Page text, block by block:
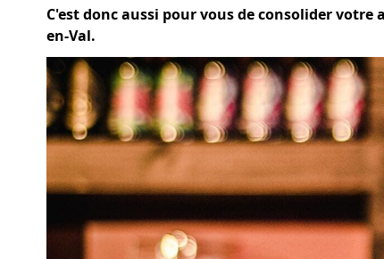
C'est donc aussi pour vous de consolider
en-Val.